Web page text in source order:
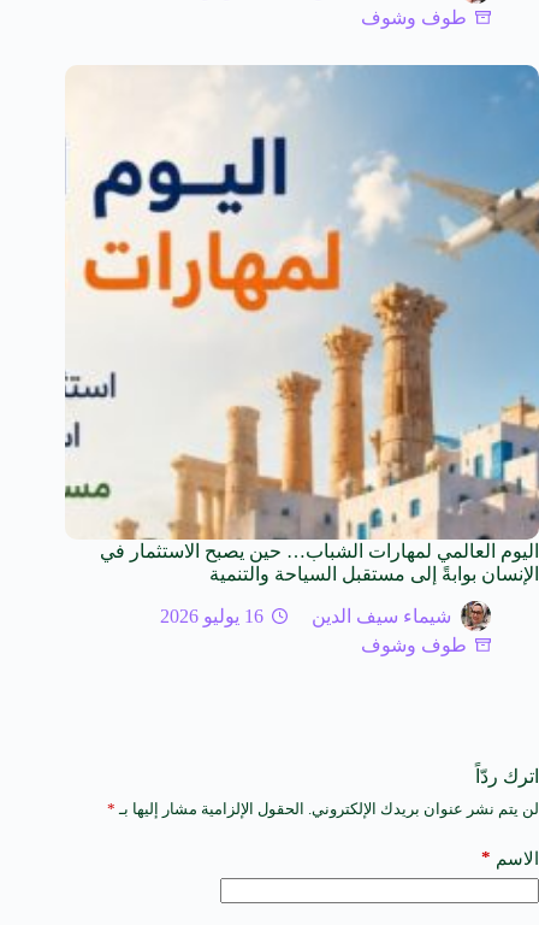
طوف وشوف
اليوم العالمي لمهارات الشباب… حين يصبح الاستثمار في
الإنسان بوابةً إلى مستقبل السياحة والتنمية
شيماء سيف الدين
16 يوليو 2026
طوف وشوف
اترك ردّاً
لن يتم نشر عنوان بريدك الإلكتروني. الحقول الإلزامية مشار إليها بـ *
الاسم *
A
t
e